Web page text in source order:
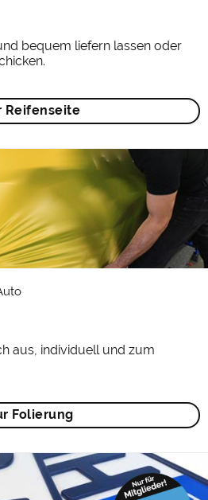
bequem liefern lassen oder
Reifenseite
aus, individuell und zum
Folierung